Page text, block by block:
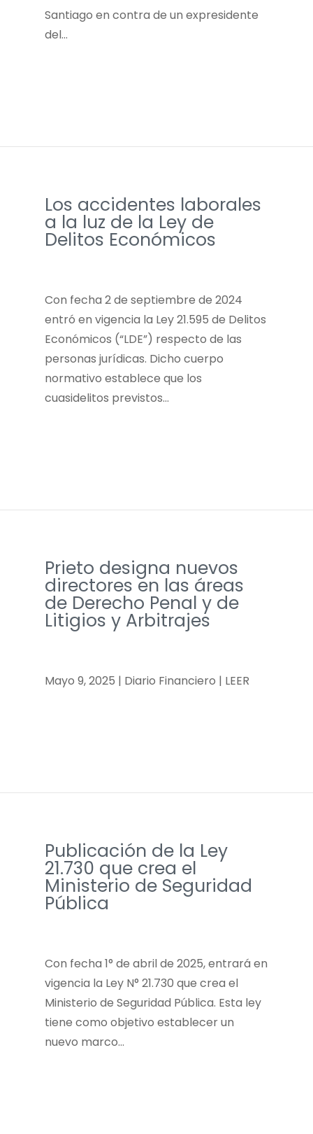
Santiago en contra de un expresidente
del…
Los accidentes laborales
a la luz de la Ley de
Delitos Económicos
Con fecha 2 de septiembre de 2024
entró en vigencia la Ley 21.595 de Delitos
Económicos (“LDE”) respecto de las
personas jurídicas. Dicho cuerpo
normativo establece que los
cuasidelitos previstos…
Prieto designa nuevos
directores en las áreas
de Derecho Penal y de
Litigios y Arbitrajes
Mayo 9, 2025 | Diario Financiero | LEER
Publicación de la Ley
21.730 que crea el
Ministerio de Seguridad
Pública
Con fecha 1° de abril de 2025, entrará en
vigencia la Ley N° 21.730 que crea el
Ministerio de Seguridad Pública. Esta ley
tiene como objetivo establecer un
nuevo marco…